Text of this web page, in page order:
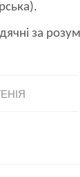
за